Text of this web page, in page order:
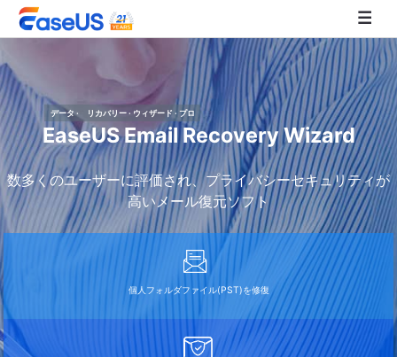
EaseUS
データ · リカバリー · ウィザード · プロ
EaseUS Email Recovery Wizard
数多くのユーザーに評価され、プライバシーセキュリティが
高いメール復元ソフト
個人フォルダファイル(PST)を修復